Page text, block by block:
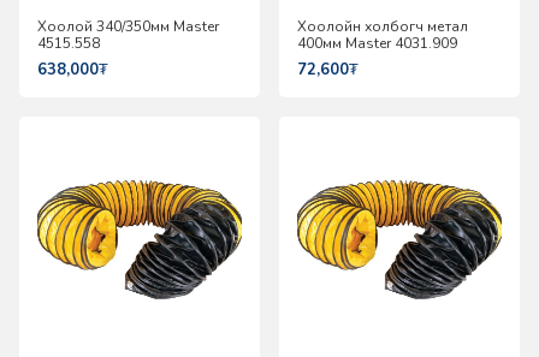
Хоолой 340/350мм Master
4515.558
638,000₮
Хоолойн холбогч метал
400мм Master 4031.909
72,600₮